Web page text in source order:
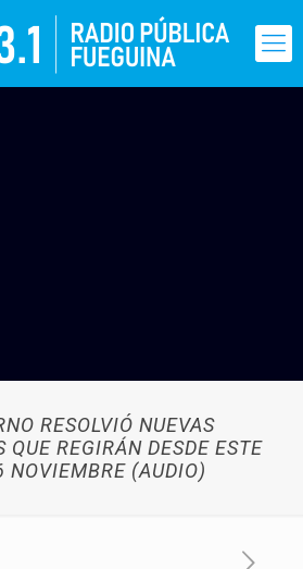
RESOLVIÓ NUEVAS
QUE REGIRÁN DESDE ESTE
NOVIEMBRE (AUDIO)